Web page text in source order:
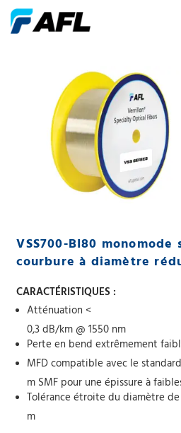
VSS700-BI80
courbure à diamètre
CARACTÉRISTIQUES :
Atténuation <
0,3 dB/km @ 1550 nm
Perte en bend extrêmement
MFD compatible avec le
m SMF pour une épissure à
Tolérance étroite du diamètre
m